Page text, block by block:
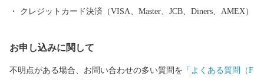
クレジットカード決済（VISA、Master、JCB、Diners、AMEX）
お申し込みに関して
不明点がある場合、お問い合わせの多い質問を 「よくある質問（F